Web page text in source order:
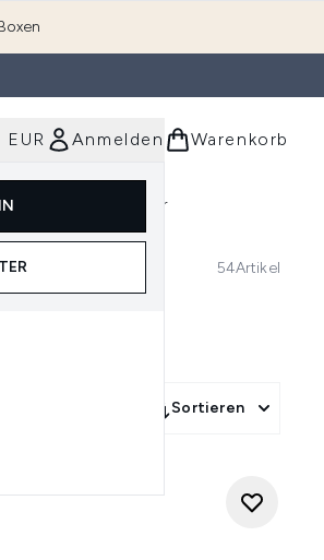
EUR Anmelden Warenkorb
Untermenü Anmelden (Accessoires & Tools)
& Neu Männer
54Artikel
Sortieren